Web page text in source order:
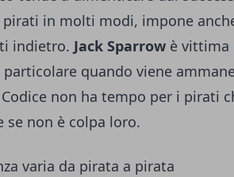
in molti modi, impone
indietro. Jack Sparrow è vittima
particolare quando viene
non ha tempo per i pirati
se non è colpa loro.
varia da pirata a pirata